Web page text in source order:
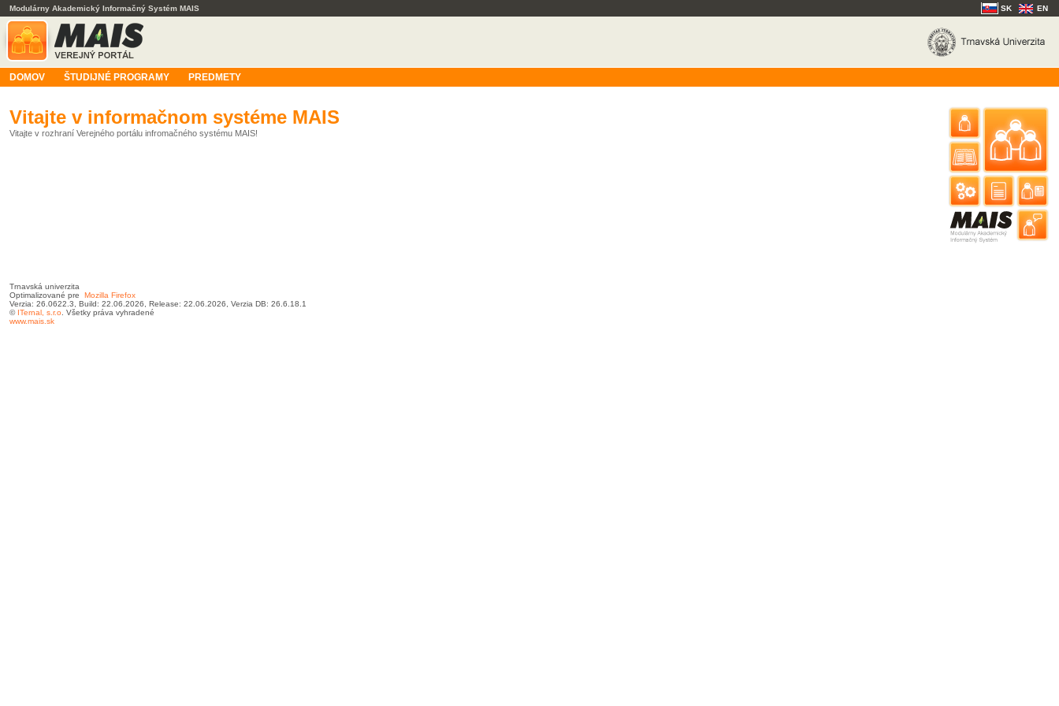
Modulárny Akademický Informačný Systém MAIS SK EN
DOMOV ŠTUDIJNÉ PROGRAMY PREDMETY
Vitajte v informačnom systéme MAIS
Vitajte v rozhraní Verejného portálu infromačného systému MAIS!
Trnavská univerzita
Optimalizované pre Mozilla Firefox
Verzia: 26.0622.3, Build: 22.06.2026, Release: 22.06.2026, Verzia DB: 26.6.18.1
© ITernal, s.r.o . Všetky práva vyhradené
www.mais.sk